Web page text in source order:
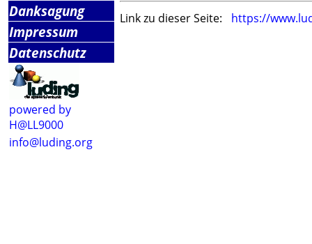
Danksagung
Impressum
Datenschutz
powered by
H@LL9000
info@luding.org
Link zu dieser Seite: https://